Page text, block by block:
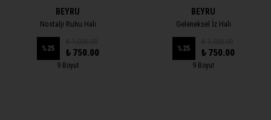
BEYRU
Nostalji Ruhu Halı
%25 ₺ 750.00
9 Boyut
BEYRU
Geleneksel İz Halı
%25 ₺ 750.00
9 Boyut